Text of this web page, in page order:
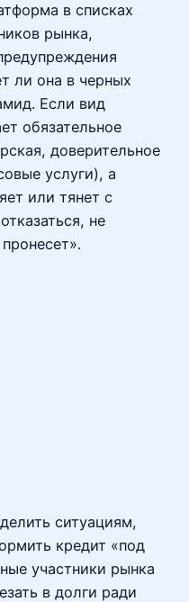
в списках
рынка,
ли она в черных
Если вид
обязательное
доверительное
услуги), а
или тянет с
не
ситуациям,
кредит «под
участники рынка
в долги ради